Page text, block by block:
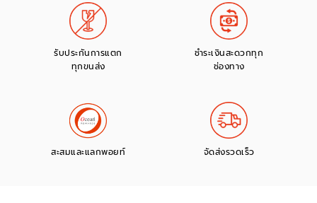
รับประกันการแตก
ทุกขนส่ง
ชำระเงินสะดวกทุก
ช่องทาง
สะสมและแลกพอยท์ จัดส่งรวดเร็ว